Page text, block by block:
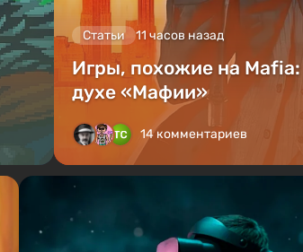
Статьи 11 часов назад
Игры, похожие на
духе «Мафии»
14 комментариев